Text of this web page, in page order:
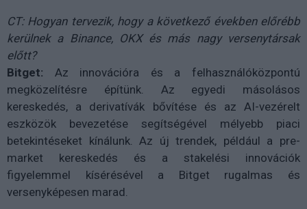
CT: Hogyan tervezik, hogy a következő években előrébb
kerülnek a Binance, OKX és más nagy versenytársak
előtt?
Bitget: Az innovációra és a felhasználóközpontú
megközelítésre építünk. Az egyedi másolásos
kereskedés, a derivatívák bővítése és az AI-vezérelt
eszközök bevezetése segítségével mélyebb piaci
betekintéseket kínálunk. Az új trendek, például a pre-
market kereskedés és a stakelési innovációk
figyelemmel kísérésével a Bitget rugalmas és
versenyképesen marad.